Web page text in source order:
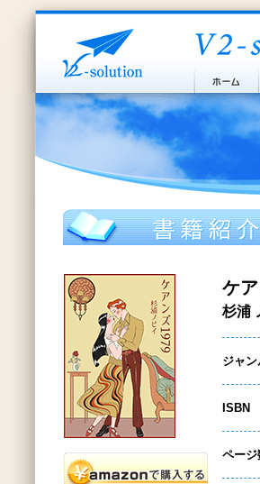
ケ
杉浦
ジャン
ISBN
ページ